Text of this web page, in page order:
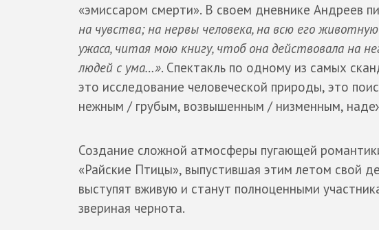
«эмиссаром смерти». В своем дневнике Андреев
на чувства; на нервы человека, на всю его
ужаса, читая мою книгу, чтоб она действовала на
людей с ума…». Спектакль по одному из самых
это исследование человеческой природы, это
нежным / грубым, возвышенным / низменным,
Создание сложной атмосферы пугающей
«Райские Птицы», выпустившая этим летом свой
выступят вживую и станут полноценными
звериная чернота.